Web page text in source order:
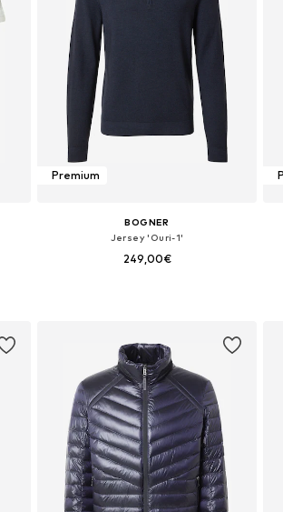
Premium
BOGNER
Jersey 'Ouri-1'
249,00€